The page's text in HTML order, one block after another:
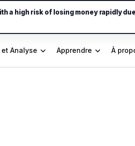
Analyse Apprendre À
a high risk of losing money rapidly